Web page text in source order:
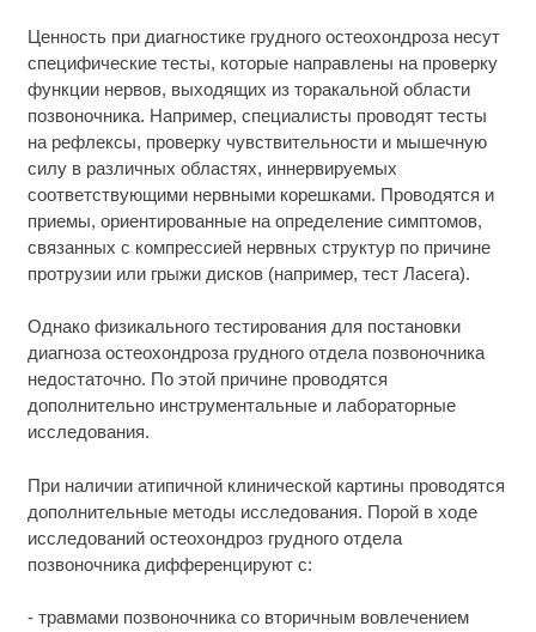
Ценность при диагностике грудного остеохондроза несут
специфические тесты, которые направлены на проверку
функции нервов, выходящих из торакальной области
позвоночника. Например, специалисты проводят тесты
на рефлексы, проверку чувствительности и мышечную
силу в различных областях, иннервируемых
соответствующими нервными корешками. Проводятся и
приемы, ориентированные на определение симптомов,
связанных с компрессией нервных структур по причине
протрузии или грыжи дисков (например, тест Ласега).
Однако физикального тестирования для постановки
диагноза остеохондроза грудного отдела позвоночника
недостаточно. По этой причине проводятся
дополнительно инструментальные и лабораторные
исследования.
При наличии атипичной клинической картины проводятся
дополнительные методы исследования. Порой в ходе
исследований остеохондроз грудного отдела
позвоночника дифференцируют с:
- травмами позвоночника со вторичным вовлечением